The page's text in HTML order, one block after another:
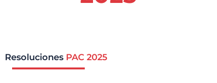
Resoluciones PAC 2025